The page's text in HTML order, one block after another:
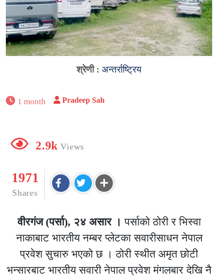
श्रेणी : अन्तर्राष्ट्रिय
1 month Pradeep Sah
2.9k Views
1971
Shares
वीरगंज (पर्सा), २४ असार । पर्साको ठोरी र भिस्वा
नाकाबाट भारतीय नम्बर प्लेटका सवारीसाधन नेपाल
प्रवेश सुचारु भएको छ । ठोरी स्थीत अमृत छोटी
भन्सारबाट भारतीय सवारी नेपाल प्रवेश मंगलबार देखि नै